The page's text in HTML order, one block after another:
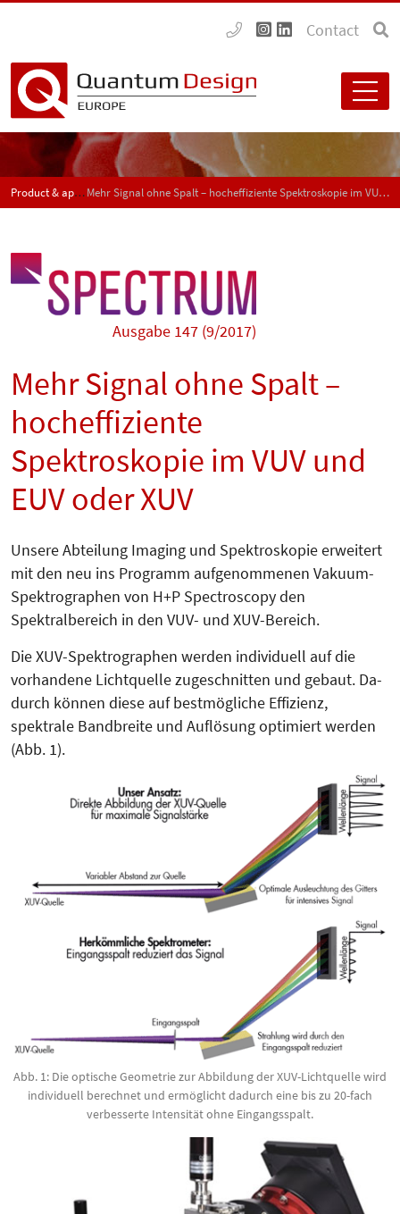
Contact
Product & application news - SPECTRUM Mehr Signal ohne Spalt – hocheffiziente Spektroskopie im VUV und EUV oder XUV
Ausgabe 147 (9/2017)
Mehr Signal ohne Spalt –
hocheffiziente
Spektroskopie im VUV und
EUV oder XUV
Unsere Abteilung Imaging und Spek­troskopie erweitert
mit den neu ins Programm aufgenommenen Va­ku­um-
Spektrographen von H+P Spec­tros­co­py den
Spektralbereich in den VUV- und XUV-Bereich.
Die XUV-Spektrographen werden individuell auf die
vorhandene Licht­quel­le zugeschnitten und gebaut. Da­
durch können diese auf bestmögliche Effizienz,
spektrale Bandbreite und Auflösung optimiert werden
(Abb. 1).
Abb. 1: Die optische Geometrie zur Abbildung der XUV-Lichtquelle wird
individuell berechnet und ermöglicht dadurch eine bis zu 20-fach
verbesserte Intensität ohne Eingangsspalt.